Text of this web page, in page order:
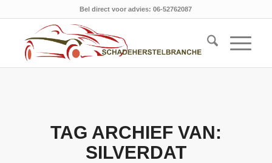
Bel direct voor advies: 06-52762087
TAG ARCHIEF VAN:
SILVERDAT